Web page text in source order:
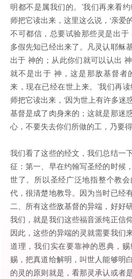
明都不是属我们的。’我们再来看
师把它读出来，这里这么说，‘亲爱
不可都信，总要试验那些灵是出
多假先知已经出来了。凡灵认耶稣
出于 神的；从此你们就可以认出
就不是出于 神，这是那敌基督者
来，现在已经在世上来。’我们再
师把它读出来，‘因为世上有许多迷
基督是成了肉身来的；这就是那迷
心，不要失去你们所做的工，乃要
我们看了这些的经文，我们总结一
征：第一、早在约翰写圣经的时候
世了。所以圣经广泛地指整个教
代，很清楚地教导。因为当时已经
二、所有这些敌基督的异端，好好
我们，就是我们这些福音派纯正信
因此，这些的异端的灵就需要我们
道理，我们实在要靠神的恩典，
赐，把真道给解明，叫世人能够明
的灵的原则就是，看那灵承认或者